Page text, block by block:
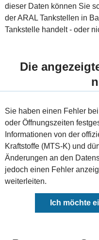
dieser Daten können Sie
der ARAL Tankstellen in
Tankstelle handelt - oder
Die
Sie haben einen Fehler
oder Öffnungszeiten
Informationen von der
Kraftstoffe (MTS-K) und
Änderungen an den
jedoch einen Fehler
weiterleiten.
Ich möchte